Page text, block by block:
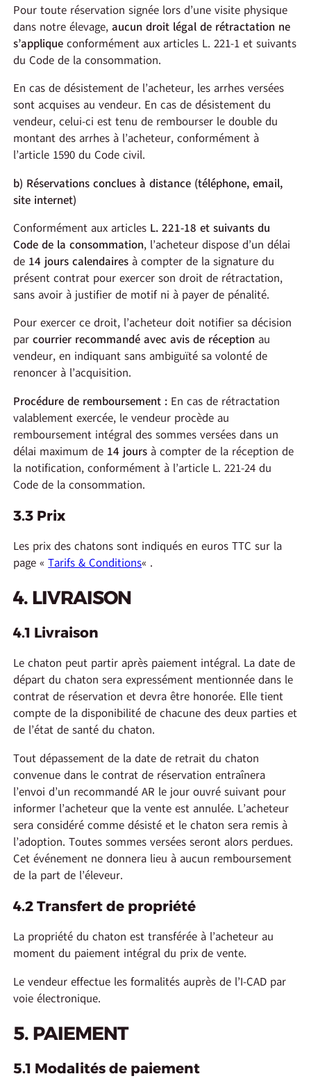
Pour toute réservation signée lors d’une visite physique
dans notre élevage,aucun droit légal de rétractation ne
s’applique conformément aux articles L. 221-1 et suivants
du Code de la consommation.
En cas de désistement de l’acheteur, les arrhes versées
sont acquises au vendeur. En cas de désistement du
vendeur, celui-ci est tenu de rembourser le double du
montant des arrhes à l’acheteur, conformément à
l’article 1590 du Code civil.
b) Réservations conclues à distance (téléphone, email,
site internet)
Conformément aux articles L. 221-18 et suivants du
Code de la consommation, l’acheteur dispose d’un délai
de 14 jours calendaires à compter de la signature du
présent contrat pour exercer son droit de rétractation,
sans avoir à justifier de motif ni à payer de pénalité.
Pour exercer ce droit, l’acheteur doit notifier sa décision
parcourrier recommandé avec avis de réception au
vendeur, en indiquant sans ambiguïté sa volonté de
renoncer à l’acquisition.
Procédure de remboursement : En cas de rétractation
valablement exercée, le vendeur procède au
remboursement intégral des sommes versées dans un
délai maximum de 14 jours à compter de la réception de
la notification, conformément à l’article L. 221-24 du
Code de la consommation.
3.3 Prix
Les prix des chatons sont indiqués en euros TTC sur la
page «Tarifs & Conditions« .
4. LIVRAISON
4.1 Livraison
Le chaton peut partir après paiement intégral. La date de
départ du chaton sera expressément mentionnée dans le
contrat de réservation et devra être honorée. Elle tient
compte de la disponibilité de chacune des deux parties et
de l’état de santé du chaton.
Tout dépassement de la date de retrait du chaton
convenue dans le contrat de réservation entraînera
l’envoi d’un recommandé AR le jour ouvré suivant pour
informer l’acheteur que la vente est annulée. L’acheteur
sera considéré comme désisté et le chaton sera remis à
l’adoption. Toutes sommes versées seront alors perdues.
Cet événement ne donnera lieu à aucun remboursement
de la part de l’éleveur.
4.2 Transfert de propriété
La propriété du chaton est transférée à l’acheteur au
moment du paiement intégral du prix de vente.
Le vendeur effectue les formalités auprès de l’I-CAD par
voie électronique.
5. PAIEMENT
5.1 Modalités de paiement